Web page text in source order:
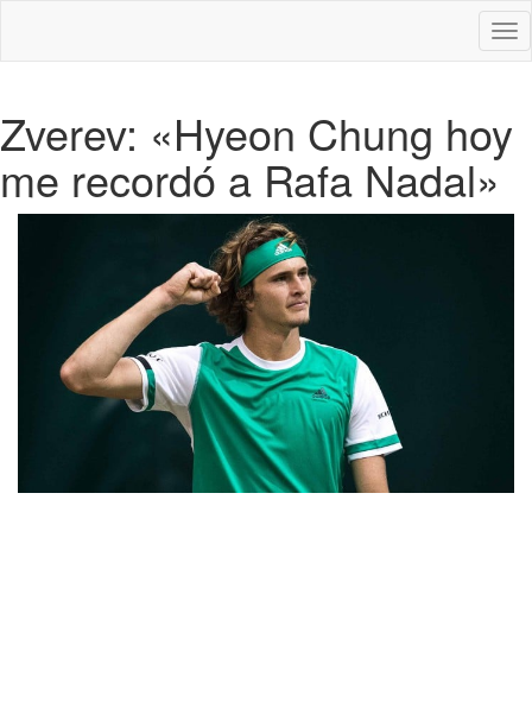
Zverev: «Hyeon Chung hoy
me recordó a Rafa Nadal»